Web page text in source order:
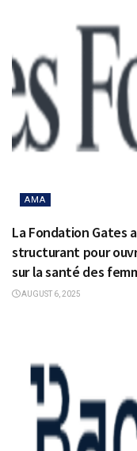
AMA
La Fondation Gates
structurant pour
sur la santé des
AUGUST 6, 2025